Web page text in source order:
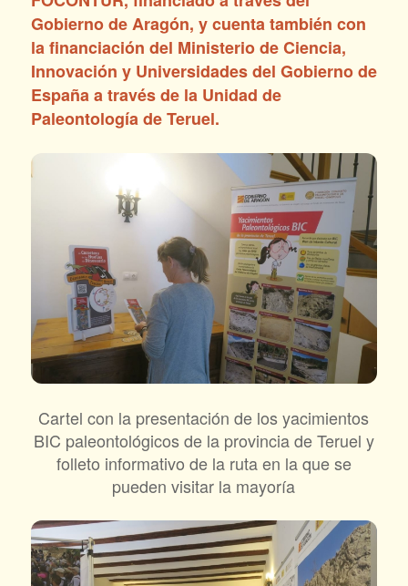
Gobierno de Aragón, y cuenta también con
la financiación del Ministerio de Ciencia,
Innovación y Universidades del Gobierno de
España a través de la Unidad de
Paleontología de Teruel.
Cartel con la presentación de los yacimientos
BIC paleontológicos de la provincia de Teruel y
folleto informativo de la ruta en la que se
pueden visitar la mayoría